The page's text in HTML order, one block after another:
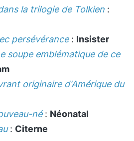
la trilogie de Tolkien :
persévérance: Insister
soupe emblématique de ce
originaire d'Amérique du
né: Néonatal
: Citerne